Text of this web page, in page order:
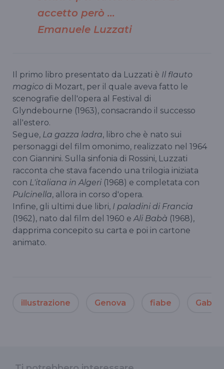
accetto però …
Emanuele Luzzati
Il primo libro presentato da Luzzati è Il flauto
magico di Mozart, per il quale aveva fatto le
scenografie dell'opera al Festival di
Glyndebourne (1963), consacrando il successo
all'estero.
Segue, La gazza ladra, libro che è nato sui
personaggi del film omonimo, realizzato nel 1964
con Giannini. Sulla sinfonia di Rossini, Luzzati
racconta che stava facendo una trilogia iniziata
con L'italiana in Algeri (1968) e completata con
Pulcinella, allora in corso d'opera.
Infine, gli ultimi due libri, I paladini di Francia
(1962), nato dal film del 1960 eAli Babà (1968),
dapprima concepito su carta e poi in cartone
animato.
illustrazione Genova fiabe